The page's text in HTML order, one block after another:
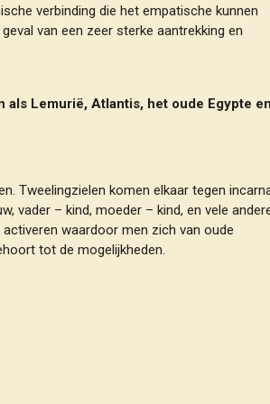
verbinding die het empatische kunnen
van een zeer sterke aantrekking en
Lemurië, Atlantis, het oude Egypte en
Tweelingzielen komen elkaar tegen
vader – kind, moeder – kind, en vele
waardoor men zich van oude
tot de mogelijkheden.